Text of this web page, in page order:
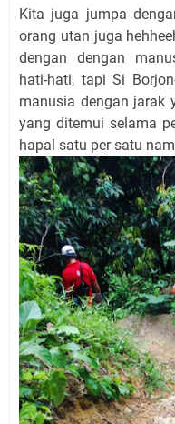
Kita juga jumpa
orang utan juga
dengan dengan
hati-hati, tapi Si
manusia dengan jarak
yang ditemui selama
hapal satu per satu